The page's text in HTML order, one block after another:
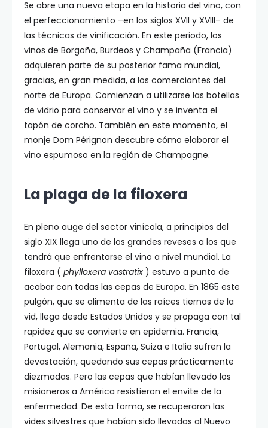
Se abre una nueva etapa en la historia del vino, con
el perfeccionamiento –en los siglos XVII y XVIII– de
las técnicas de vinificación. En este periodo, los
vinos de Borgoña, Burdeos y Champaña (Francia)
adquieren parte de su posterior fama mundial,
gracias, en gran medida, a los comerciantes del
norte de Europa. Comienzan a utilizarse las botellas
de vidrio para conservar el vino y se inventa el
tapón de corcho. También en este momento, el
monje Dom Pérignon descubre cómo elaborar el
vino espumoso en la región de Champagne.
La plaga de la filoxera
En pleno auge del sector vinícola, a principios del
siglo XIX llega uno de los grandes reveses a los que
tendrá que enfrentarse el vino a nivel mundial. La
filoxera ( phylloxera vastratix ) estuvo a punto de
acabar con todas las cepas de Europa. En 1865 este
pulgón, que se alimenta de las raíces tiernas de la
vid, llega desde Estados Unidos y se propaga con tal
rapidez que se convierte en epidemia. Francia,
Portugal, Alemania, España, Suiza e Italia sufren la
devastación, quedando sus cepas prácticamente
diezmadas. Pero las cepas que habían llevado los
misioneros a América resistieron el envite de la
enfermedad. De esta forma, se recuperaron las
vides silvestres que habían sido llevadas al Nuevo